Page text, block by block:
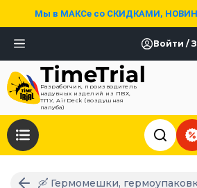
Мы в МАКСе со СКИДКАМИ,
Войти /
Разработчик, производитель
надувных изделий из ПВХ,
ТПУ, AirDeck (воздушная
палуба)
🛶 Гермомешки,